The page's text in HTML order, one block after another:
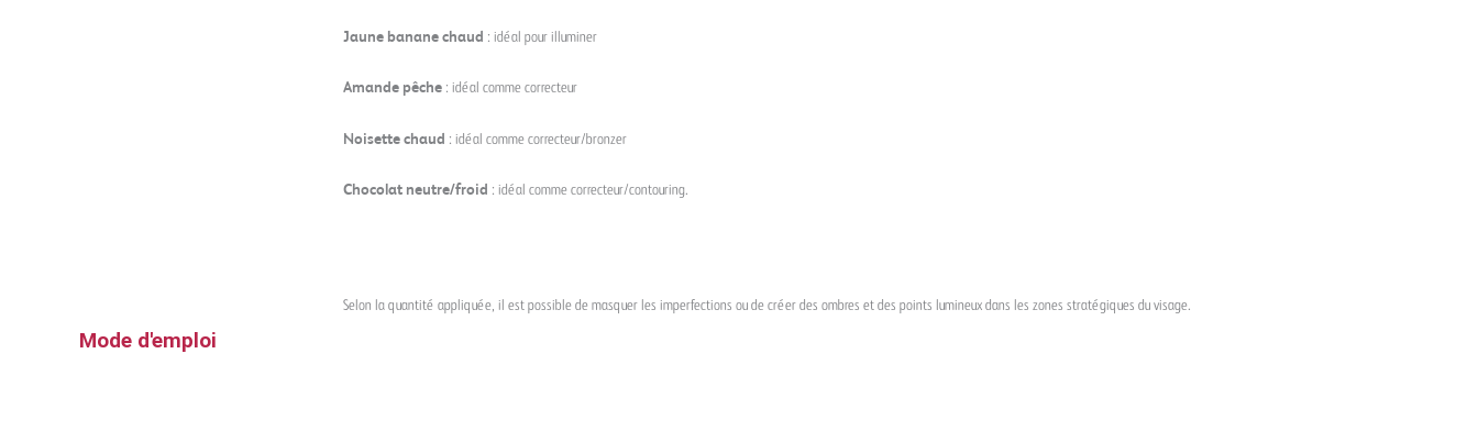
Jaune banane chaud : idéal pour illuminer
Amande pêche : idéal comme correcteur
Noisette chaud : idéal comme correcteur/bronzer
Chocolat neutre/froid : idéal comme correcteur/contouring.
Mode d'emploi
Selon la quantité appliquée, il est possible de masquer les imperfections ou de créer des ombres et des points lumineux dans les zones stratégiques du visage.